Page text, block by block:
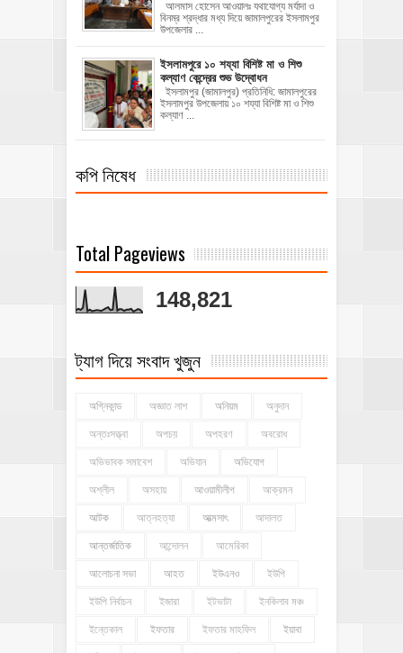
‎​আলমাস হোসেন আওয়ালঃ‎ ‎​যথাযোগ্য মর্যাদা ও
বিনম্র শ্রদ্ধার মধ্য দিয়ে জামালপুরের ইসলামপুর
উপজেলার ...
ইসলামপুরে ১০ শয্যা বিশিষ্ট মা ও শিশু
কল্যাণ কেন্দ্রের শুভ উদ্বোধন
ইসলামপুর (জামালপুর) প্রতিনিধি: জামালপুরের
ইসলামপুর উপজেলায় ১০ শয্যা বিশিষ্ট মা ও শিশু
কল্যাণ ...
কপি নিষেধ
Total Pageviews
148,821
ট্যাগ দিয়ে সংবাদ খুজুন
অগ্নিকান্ড অজ্ঞাত লাশ অনিয়ম অনুদান
অন্তঃসত্ত্বা অপচয় অপহরণ অবরোধ
অভিভাবক সমাবেশ অভিযান অভিযোগ
অশ্লীল অসহায় আওয়ামীলীগ আক্রমন
আটক আত্নহত্যা আত্মসাৎ আদালত
আন্তর্জাতিক আন্দোলন আমেরিকা
আলোচনা সভা আহত ইউএনও ইউপি
ইউপি নির্বাচন ইজারা ইটভাটা ইনকিলাব মঞ্চ
ইন্তেকাল ইফতার ইফতার মাহফিল ইয়াবা